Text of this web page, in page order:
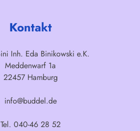
Kontakt
Inh. Eda Binikowski e.K.
Meddenwarf 1a
22457 Hamburg
info@buddel.de
Tel. 040-46 28 52